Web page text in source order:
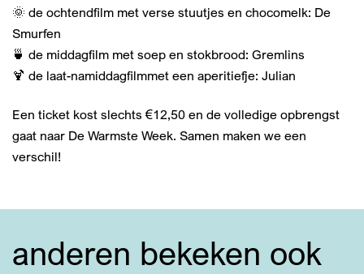
🌞 de ochtendfilm met verse stuutjes en chocomelk: De
Smurfen
🍵 de middagfilm met soep en stokbrood: Gremlins
🍹 de laat-namiddagfilmmet een aperitiefje: Julian
Een ticket kost slechts €12,50 en de volledige opbrengst
gaat naar De Warmste Week. Samen maken we een
verschil!
anderen bekeken ook